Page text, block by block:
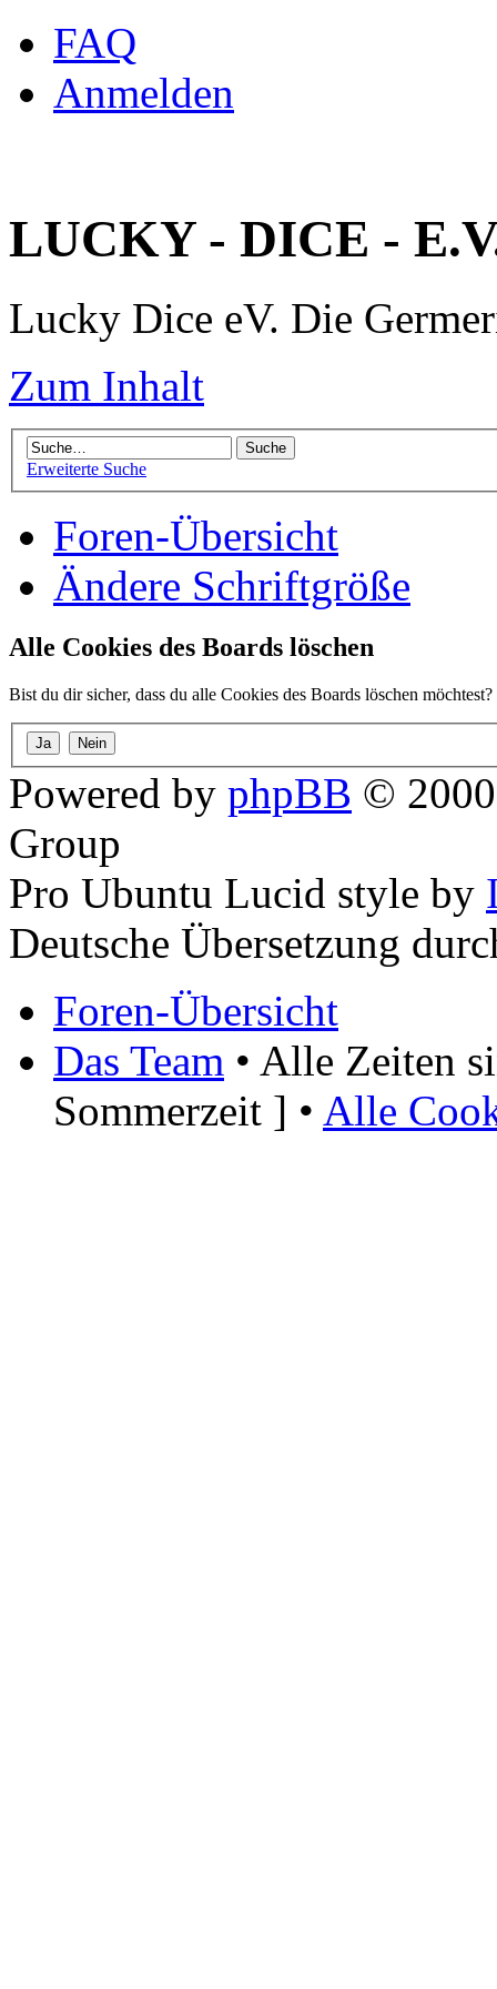
FAQ
Anmelden
LUCKY - DICE -
Lucky Dice eV. Die
Zum Inhalt
Erweiterte Suche
Foren-Übersicht
Ändere Schriftgröße
Alle Cookies des Boards löschen
Bist du dir sicher, dass du alle Cookies des Boards löschen möchtest?
Powered by phpBB ©
Group
Pro Ubuntu Lucid style by
Deutsche Übersetzung
Foren-Übersicht
Das Team • Alle Zeiten
Sommerzeit ] • Alle